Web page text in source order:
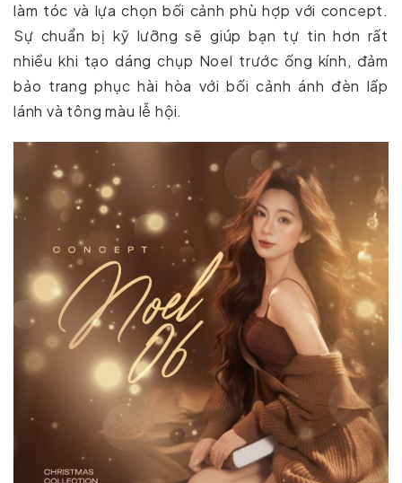
làm tóc và lựa chọn bối cảnh phù hợp với concept.
Sự chuẩn bị kỹ lưỡng sẽ giúp bạn tự tin hơn rất
nhiều khi tạo dáng chụp Noel trước ống kính, đảm
bảo trang phục hài hòa với bối cảnh ánh đèn lấp
lánh và tông màu lễ hội.